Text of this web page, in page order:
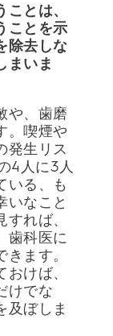
とは、
ことを示
除去しな
まいま
や、歯磨
。喫煙や
発生リス
4人に3人
いる、も
いなこと
れば、
歯科医に
ます。
けば、
けでな
及ぼしま